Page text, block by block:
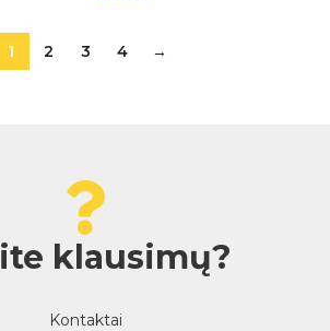
1 2 3 4 →
klausimų?
Kontaktai